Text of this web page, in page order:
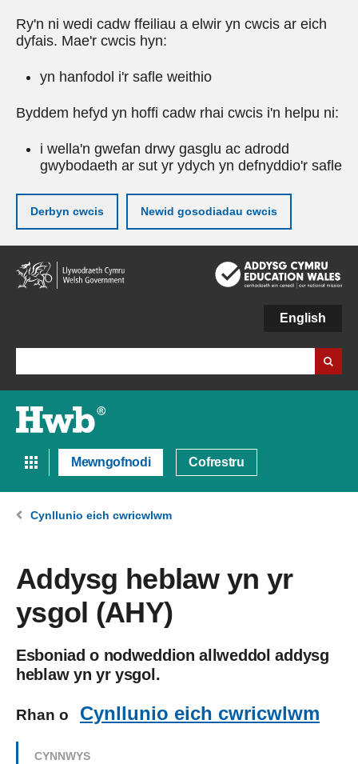
Ry'n ni wedi cadw ffeiliau a elwir yn cwcis ar eich
dyfais. Mae'r cwcis hyn:
yn hanfodol i'r safle weithio
Byddem hefyd yn hoffi cadw rhai cwcis i'n helpu ni:
i wella'n gwefan drwy gasglu ac adrodd
gwybodaeth ar sut yr ydych yn defnyddio'r safle
Derbyn cwcis Newid gosodiadau cwcis
Neidio
i'r
prif
English
Mewngofnodi Cofrestru
Cynllunio eich cwricwlwm
Addysg heblaw yn yr
ysgol (AHY)
Esboniad o nodweddion allweddol addysg
heblaw yn yr ysgol.
Rhan o Cynllunio eich cwricwlwm
CYNNWYS